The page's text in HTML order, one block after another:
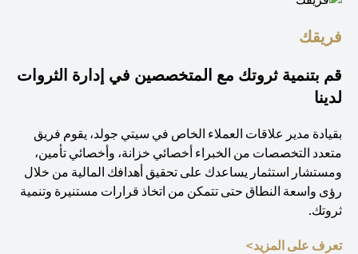
فريقك
قم بتنمية ثروتك مع المتخصصين في إدارة الثروات
لدينا
بقيادة مدير علاقات العملاء الخاص في سيتي جولد، يقوم فريق
متعدد التخصصات من الخبراء أخصائي خزانة، وأخصائي تأمين،
ومستشار استثمار يساعدك على تحقيق أهدافك المالية من خلال
رؤى واسعة النطاق حتى تتمكن من اتخاذ قرارات مستنيرة وتنمية
ثروتك.
تعرف على المزيد>